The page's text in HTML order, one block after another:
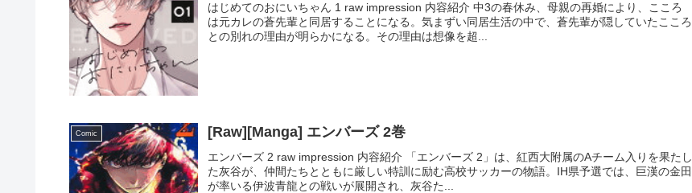
はじめてのおにいちゃん 1 raw impression 内容紹介 中3の春休み、母親の再婚により、こころ
は元カレの蒼先輩と同居することになる。気まずい同居生活の中で、蒼先輩が隠していたこころ
との別れの理由が明らかになる。その理由は想像を超...
Comic [Raw][Manga] エンバーズ 2巻
エンバーズ 2 raw impression 内容紹介 「エンバーズ 2」は、紅西大附属のAチーム入りを果たし
た灰谷が、仲間たちとともに厳しい特訓に励む高校サッカーの物語。IH県予選では、巨漢の金田
が率いる伊波青龍との戦いが展開され、灰谷た...